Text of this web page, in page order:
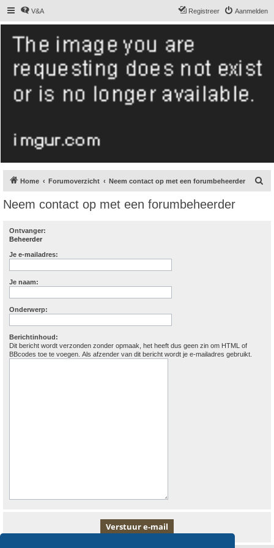
V&A Aanmelden
Registreer
De Hollandse
smoushond
Het gezelligste smoushondenforum online
Home Forumoverzicht Neem contact op met een forumbeheerder
Neem contact op met een forumbeheerder
Ontvanger:
Beheerder
Je e-mailadres:
Je naam:
Onderwerp:
Berichtinhoud:
Dit bericht wordt verzonden zonder opmaak, het heeft dus geen zin om HTML of
BBcodes toe te voegen. Als afzender van dit bericht wordt je e-mailadres gebruikt.